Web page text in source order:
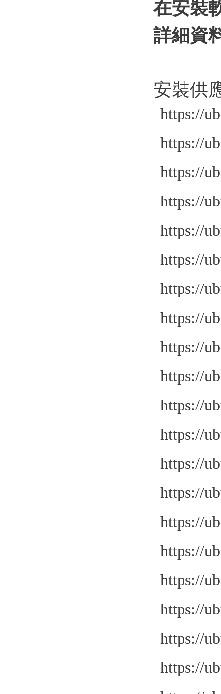
在安裝
詳細資
安裝供
https://
https://
https://
https://
https://
https://
https://
https://
https://
https://
https://
https://
https://
https://
https://
https://
https://
https://
https://
https://